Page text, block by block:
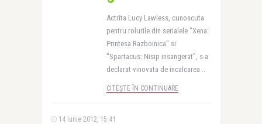
Actrita Lucy Lawless, cunoscuta
pentru rolurile din serialele "Xena:
Printesa Razboinica" si
"Spartacus: Nisip insangerat", s-a
declarat vinovata de incalcarea ..
CITEȘTE ÎN CONTINUARE
14 iunie 2012, 15:41